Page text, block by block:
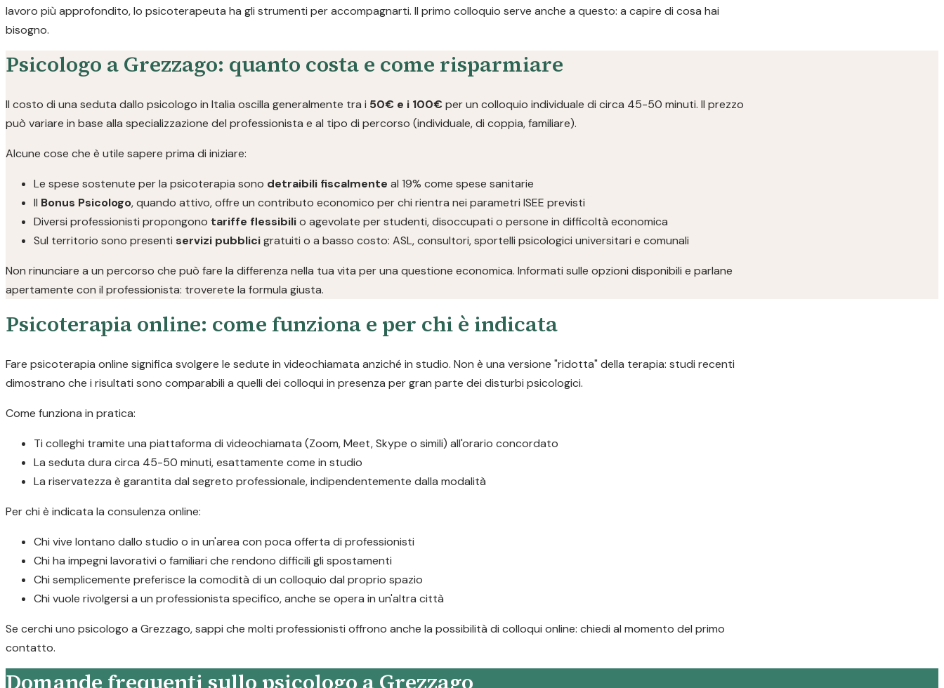
lavoro più approfondito, lo psicoterapeuta ha gli strumenti per accompagnarti. Il primo colloquio serve anche a questo: a capire di cosa hai
bisogno.
Psicologo a Grezzago: quanto costa e come risparmiare
Il costo di una seduta dallo psicologo in Italia oscilla generalmente tra i 50€ e i 100€ per un colloquio individuale di circa 45-50 minuti. Il prezzo
può variare in base alla specializzazione del professionista e al tipo di percorso (individuale, di coppia, familiare).
Alcune cose che è utile sapere prima di iniziare:
Le spese sostenute per la psicoterapia sono detraibili fiscalmente al 19% come spese sanitarie
Il Bonus Psicologo, quando attivo, offre un contributo economico per chi rientra nei parametri ISEE previsti
Diversi professionisti propongono tariffe flessibilio agevolate per studenti, disoccupati o persone in difficoltà economica
Sul territorio sono presenti servizi pubblicigratuiti o a basso costo: ASL, consultori, sportelli psicologici universitari e comunali
Non rinunciare a un percorso che può fare la differenza nella tua vita per una questione economica. Informati sulle opzioni disponibili e parlane
apertamente con il professionista: troverete la formula giusta.
Psicoterapia online: come funziona e per chi è indicata
Fare psicoterapia online significa svolgere le sedute in videochiamata anziché in studio. Non è una versione "ridotta" della terapia: studi recenti
dimostrano che i risultati sono comparabili a quelli dei colloqui in presenza per gran parte dei disturbi psicologici.
Come funziona in pratica:
Ti colleghi tramite una piattaforma di videochiamata (Zoom, Meet, Skype o simili) all'orario concordato
La seduta dura circa 45-50 minuti, esattamente come in studio
La riservatezza è garantita dal segreto professionale, indipendentemente dalla modalità
Per chi è indicata la consulenza online:
Chi vive lontano dallo studio o in un'area con poca offerta di professionisti
Chi ha impegni lavorativi o familiari che rendono difficili gli spostamenti
Chi semplicemente preferisce la comodità di un colloquio dal proprio spazio
Chi vuole rivolgersi a un professionista specifico, anche se opera in un'altra città
Se cerchi uno psicologo a Grezzago, sappi che molti professionisti offrono anche la possibilità di colloqui online: chiedi al momento del primo
contatto.
Domande frequenti sullo psicologo a Grezzago